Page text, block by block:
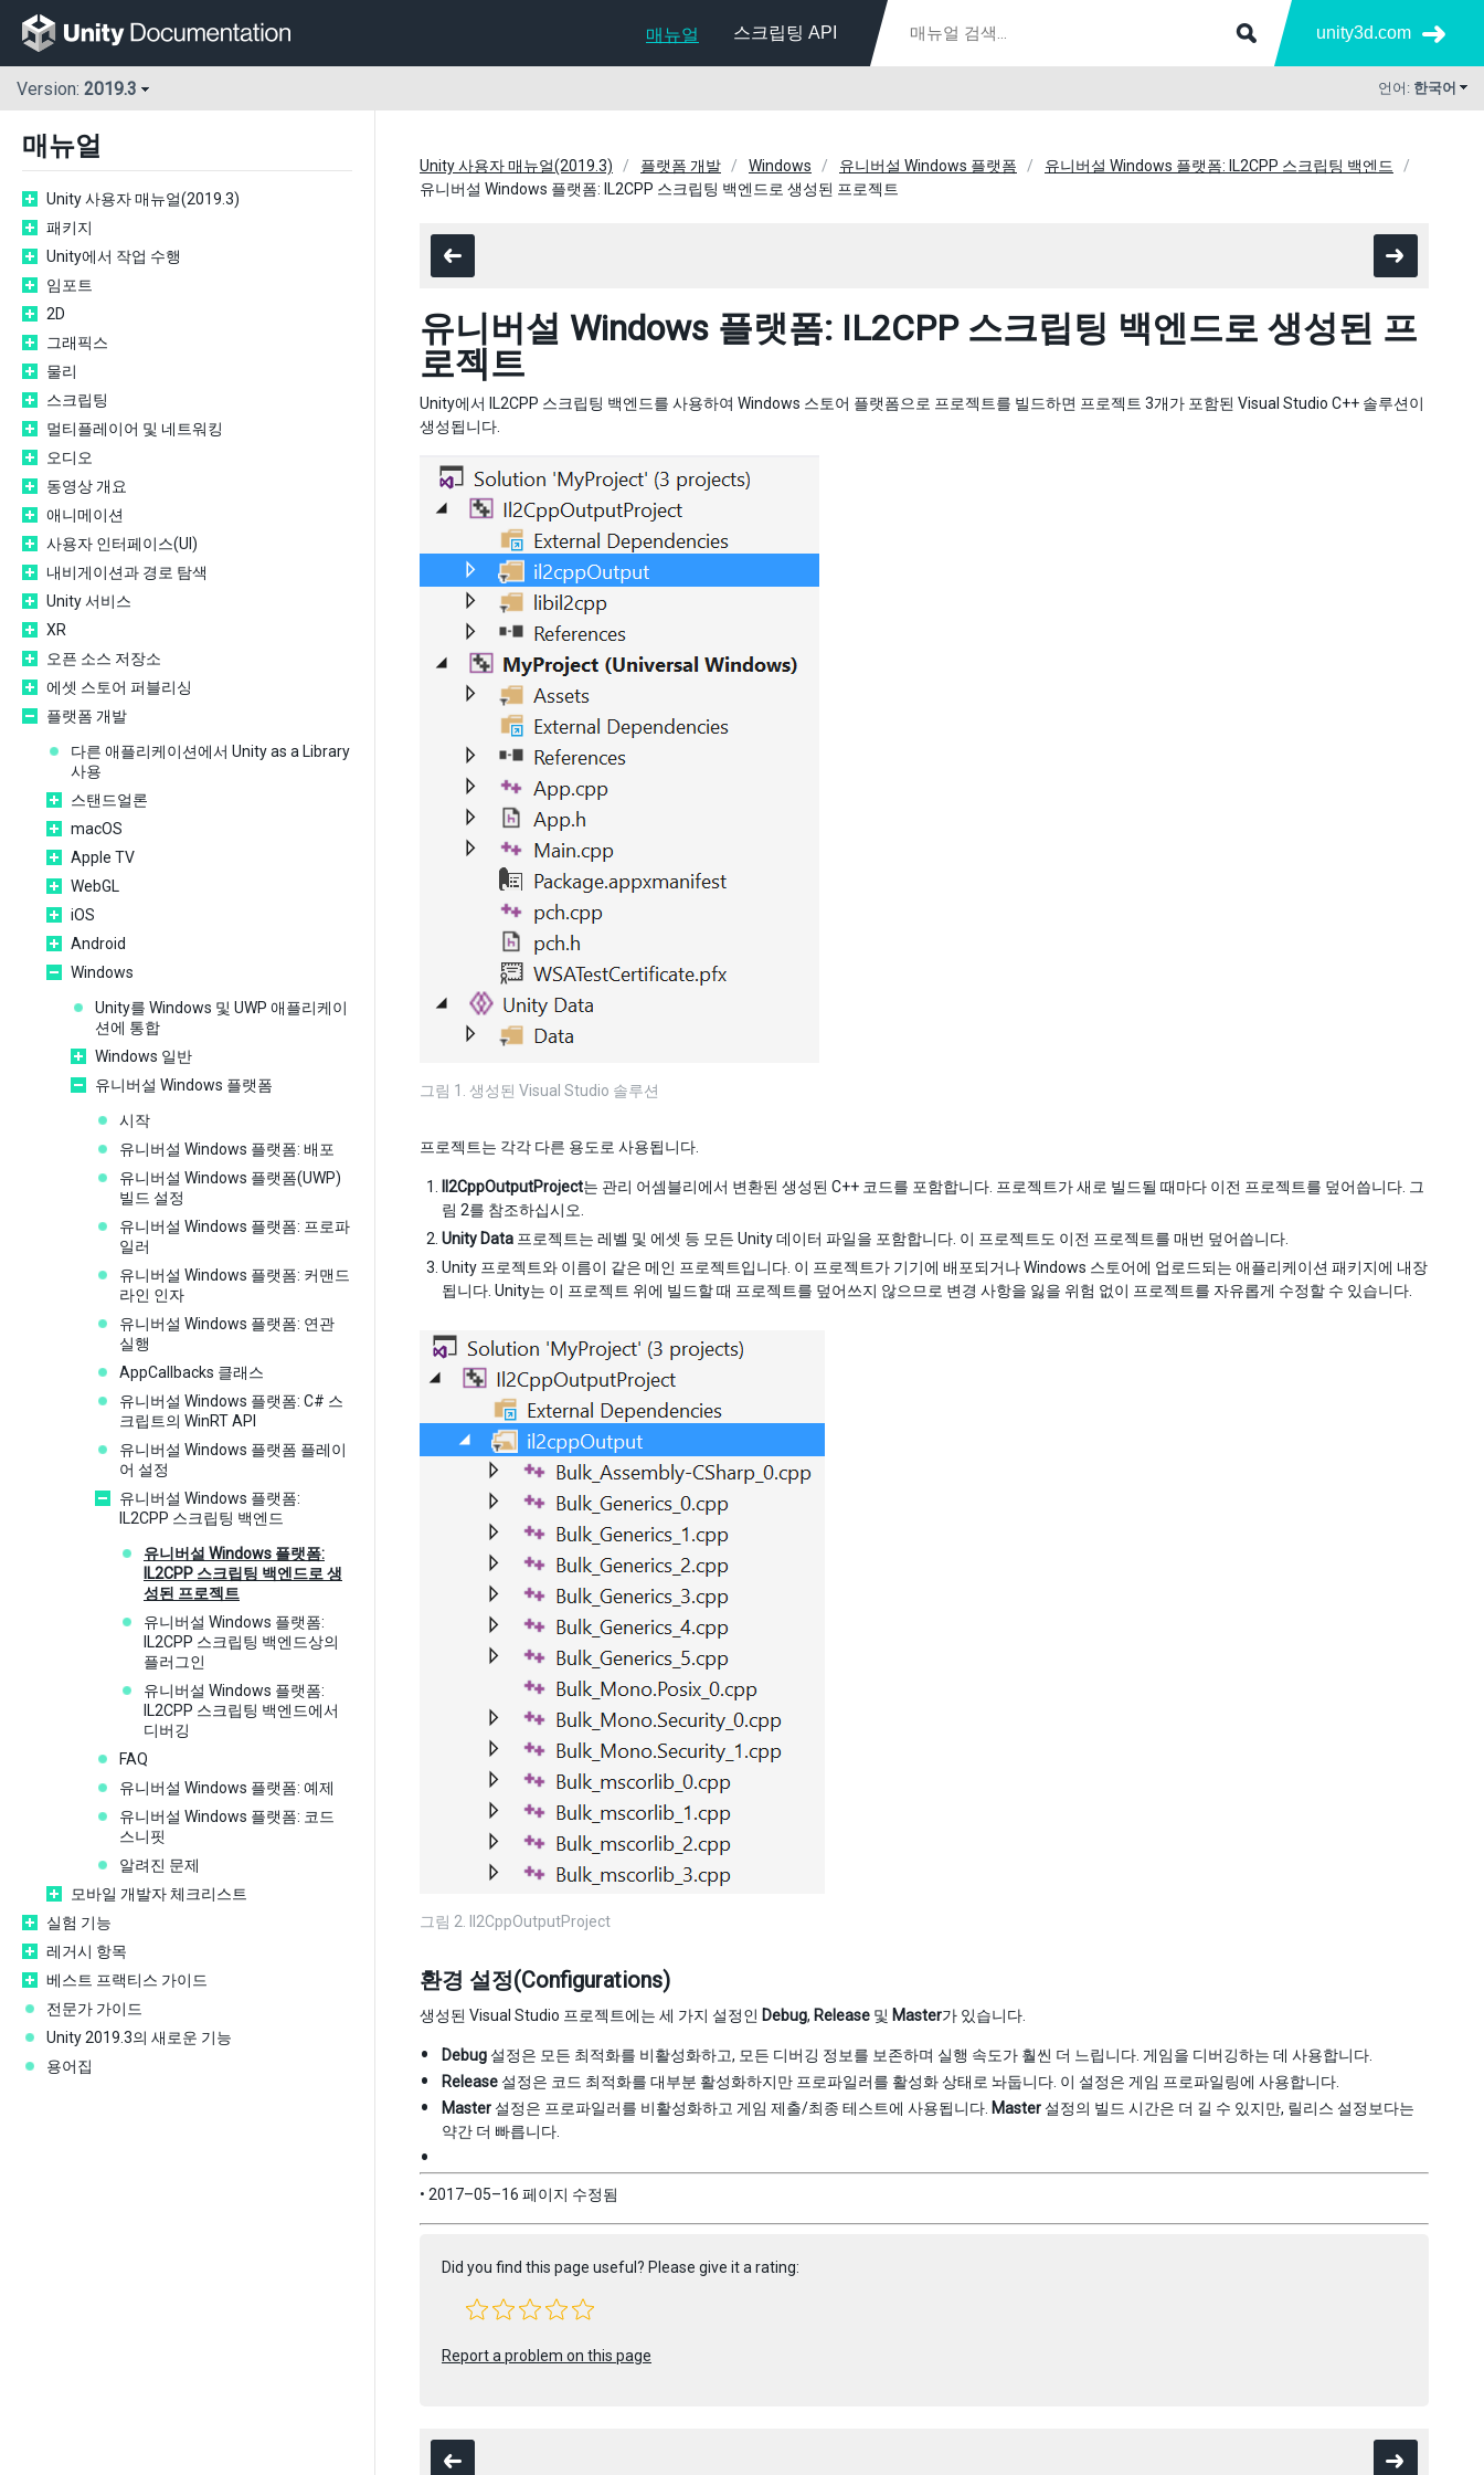
매뉴얼 스크립팅 API unity3d.com
Version: 2019.3 언어: 한국어
매뉴얼
Unity 사용자 매뉴얼(2019.3)
패키지
Unity에서 작업 수행
임포트
2D
그래픽스
물리
스크립팅
멀티플레이어 및 네트워킹
오디오
동영상 개요
애니메이션
사용자 인터페이스(UI)
내비게이션과 경로 탐색
Unity 서비스
XR
오픈 소스 저장소
에셋 스토어 퍼블리싱
플랫폼 개발
다른 애플리케이션에서 Unity as a Library
사용
스탠드얼론
macOS
Apple TV
WebGL
iOS
Android
Windows
Unity를 Windows 및 UWP 애플리케이
션에 통합
Windows 일반
유니버설 Windows 플랫폼
시작
유니버설 Windows 플랫폼: 배포
유니버설 Windows 플랫폼(UWP)
빌드 설정
유니버설 Windows 플랫폼: 프로파
일러
유니버설 Windows 플랫폼: 커맨드
라인 인자
유니버설 Windows 플랫폼: 연관
실행
AppCallbacks 클래스
유니버설 Windows 플랫폼: C# 스
크립트의 WinRT API
유니버설 Windows 플랫폼 플레이
어 설정
유니버설 Windows 플랫폼:
IL2CPP 스크립팅 백엔드
유니버설 Windows 플랫폼:
IL2CPP 스크립팅 백엔드로 생
성된 프로젝트
유니버설 Windows 플랫폼:
IL2CPP 스크립팅 백엔드상의
플러그인
유니버설 Windows 플랫폼:
IL2CPP 스크립팅 백엔드에서
디버깅
FAQ
유니버설 Windows 플랫폼: 예제
유니버설 Windows 플랫폼: 코드
스니핏
알려진 문제
모바일 개발자 체크리스트
실험 기능
레거시 항목
베스트 프랙티스 가이드
전문가 가이드
Unity 2019.3의 새로운 기능
용어집
Unity 사용자 매뉴얼(2019.3) 플랫폼 개발 Windows 유니버설 Windows 플랫폼
유니버설 Windows 플랫폼: IL2CPP 스크립팅 백엔드
유니버설 Windows 플랫폼: IL2CPP 스크립팅 백엔드로 생성된 프로젝트
유니버설 Windows 플랫폼: IL2CPP 스크립팅 백엔드로 생성된 프
로젝트
Unity에서 IL2CPP 스크립팅 백엔드를 사용하여 Windows 스토어 플랫폼으로 프로젝트를 빌드하면 프로젝트 3개가 포함된 Visual Studio C++ 솔루션이
생성됩니다.
그림 1. 생성된 Visual Studio 솔루션
프로젝트는 각각 다른 용도로 사용됩니다.
Il2CppOutputProject는 관리 어셈블리에서 변환된 생성된 C++ 코드를 포함합니다. 프로젝트가 새로 빌드될 때마다 이전 프로젝트를 덮어씁니다. 그
림 2를 참조하십시오.
Unity Data 프로젝트는 레벨 및 에셋 등 모든 Unity 데이터 파일을 포함합니다. 이 프로젝트도 이전 프로젝트를 매번 덮어씁니다.
Unity 프로젝트와 이름이 같은 메인 프로젝트입니다. 이 프로젝트가 기기에 배포되거나 Windows 스토어에 업로드되는 애플리케이션 패키지에 내장
됩니다. Unity는 이 프로젝트 위에 빌드할 때 프로젝트를 덮어쓰지 않으므로 변경 사항을 잃을 위험 없이 프로젝트를 자유롭게 수정할 수 있습니다.
그림 2. Il2CppOutputProject
환경 설정(Configurations)
생성된 Visual Studio 프로젝트에는 세 가지 설정인 Debug, Release 및 Master가 있습니다.
Debug 설정은 모든 최적화를 비활성화하고, 모든 디버깅 정보를 보존하며 실행 속도가 훨씬 더 느립니다. 게임을 디버깅하는 데 사용합니다.
Release 설정은 코드 최적화를 대부분 활성화하지만 프로파일러를 활성화 상태로 놔둡니다. 이 설정은 게임 프로파일링에 사용합니다.
Master 설정은 프로파일러를 비활성화하고 게임 제출/최종 테스트에 사용됩니다. Master 설정의 빌드 시간은 더 길 수 있지만, 릴리스 설정보다는
약간 더 빠릅니다.
• 2017–05–16 페이지 수정됨
Did you find this page useful? Please give it a rating:
Report a problem on this page